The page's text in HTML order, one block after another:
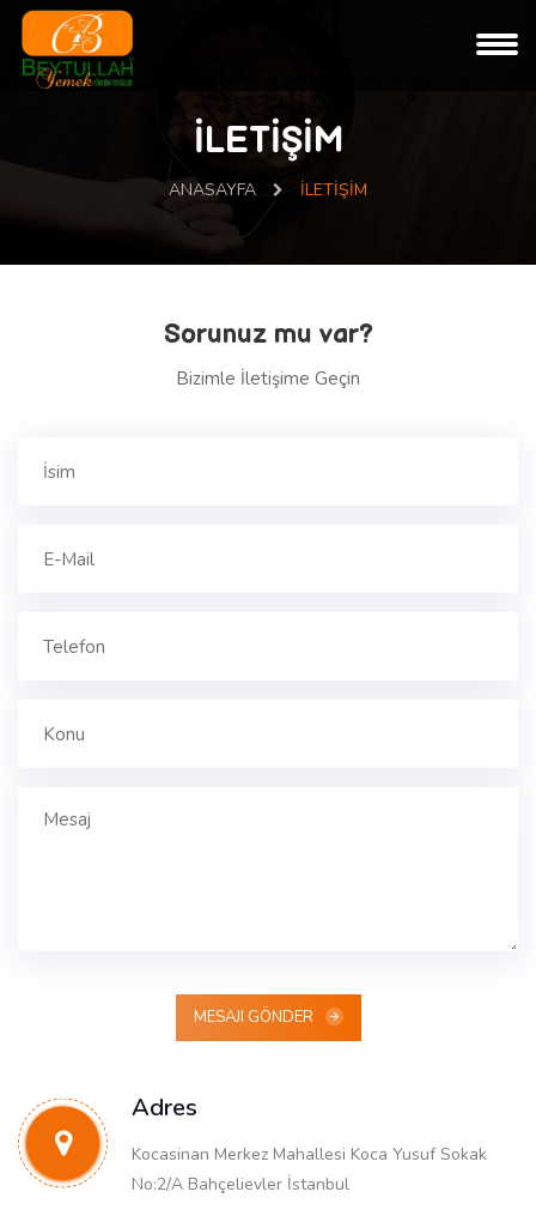
İLETİŞİM
ANASAYFA İLETİŞİM
Sorunuz mu var?
Bizimle İletişime Geçin
MESAJI GÖNDER
Adres
Kocasinan Merkez Mahallesi Koca Yusuf Sokak
No:2/A Bahçelievler İstanbul